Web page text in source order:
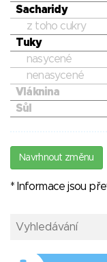
Sacharidy
z toho cukry
Tuky
nasycené
nenasycené
Vláknina
Sůl
Navrhnout změnu
* Informace jsou